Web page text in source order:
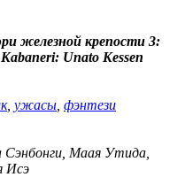
железной крепости 3:
Unato Kessen
, ужасы фэнтези
Сэнбонги, Маая Утида,
Исэ